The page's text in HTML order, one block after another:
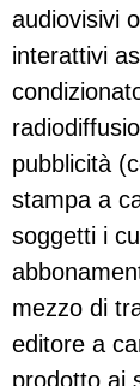
audiovisivi
interattivi
pubblicità
stampa a
soggetti i
mezzo di
editore a
prodotto ai